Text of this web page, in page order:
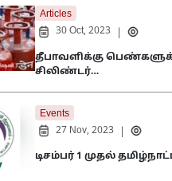
Articles
30 Oct, 2023
தீபாவளிக்கு
சிலிண்டர்…
Events
27 Nov, 2023
டிசம்பர் 1 முதல்